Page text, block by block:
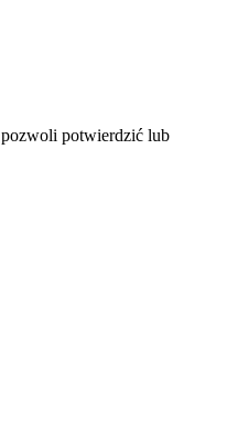
pozwoli potwierdzić lub